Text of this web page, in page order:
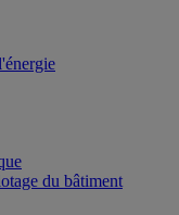
du bâtiment